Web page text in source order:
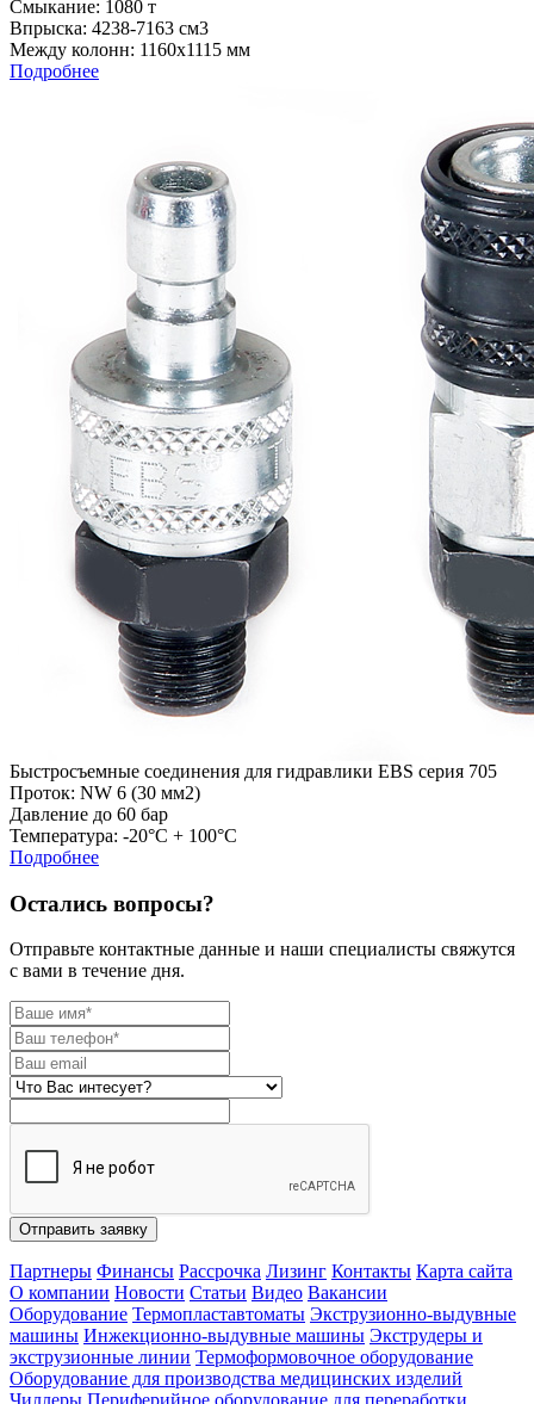
Cмыкание: 1080 т
Впрыска: 4238-7163 см3
Между колонн: 1160х1115 мм
Подробнее
Быстросъемные соединения для гидравлики EBS серия 705
Проток: NW 6 (30 мм2)
Давление до 60 бар
Температура: -20°C + 100°C
Подробнее
Остались вопросы?
Отправьте контактные данные и наши специалисты свяжутся
с вами в течение дня.
Отправить заявку
Партнеры Финансы Рассрочка Лизинг Контакты Карта сайта
О компании Новости Статьи Видео Вакансии
Оборудование Термопластавтоматы Экструзионно-выдувные
машины Инжекционно-выдувные машины Экструдеры и
экструзионные линии Термоформовочное оборудование
Оборудование для производства медицинских изделий